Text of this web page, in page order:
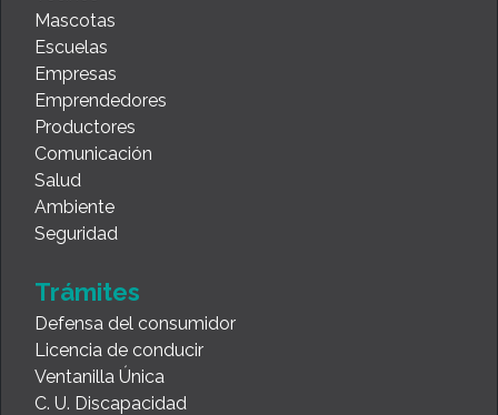
Mascotas
Escuelas
Empresas
Emprendedores
Productores
Comunicación
Salud
Ambiente
Seguridad
Trámites
Defensa del consumidor
Licencia de conducir
Ventanilla Única
C. U. Discapacidad